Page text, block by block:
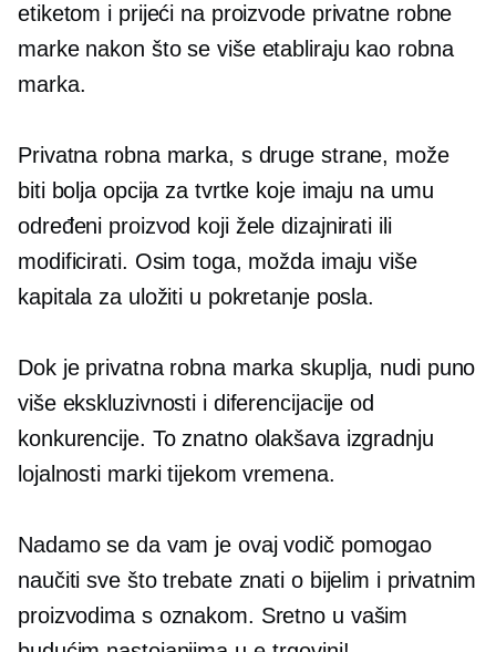
etiketom i prijeći na proizvode privatne robne
marke nakon što se više etabliraju kao robna
marka.
Privatna robna marka, s druge strane, može
biti bolja opcija za tvrtke koje imaju na umu
određeni proizvod koji žele dizajnirati ili
modificirati. Osim toga, možda imaju više
kapitala za uložiti u pokretanje posla.
Dok je privatna robna marka skuplja, nudi puno
više ekskluzivnosti i diferencijacije od
konkurencije. To znatno olakšava izgradnju
lojalnosti marki tijekom vremena.
Nadamo se da vam je ovaj vodič pomogao
naučiti sve što trebate znati o bijelim i privatnim
proizvodima s oznakom. Sretno u vašim